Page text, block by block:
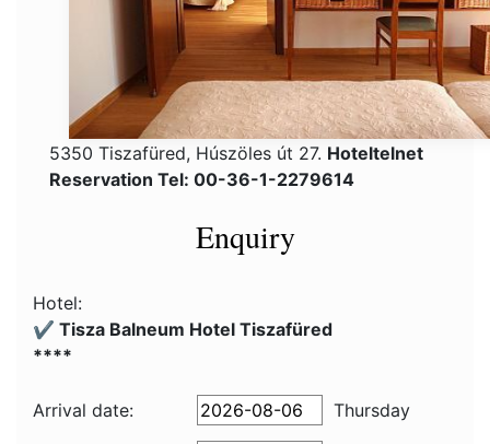
5350 Tiszafüred, Húszöles út 27. Hoteltelnet
Reservation Tel: 00-36-1-2279614
Enquiry
Hotel:
✔️ Tisza Balneum Hotel Tiszafüred
****
Arrival date: Thursday